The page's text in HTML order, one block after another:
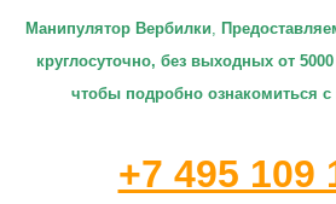
Манипулятор Вербилки, П
круглосуточно, без выходных от
чтобы подробно ознакомиться
+7 495 109